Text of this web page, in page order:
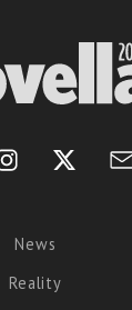
News
Reality